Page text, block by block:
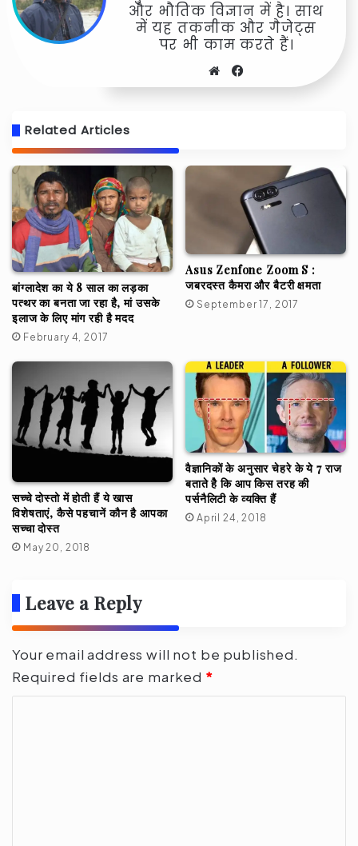
और भौतिक विज्ञान में है। साथ
में यह तकनीक और गैजेट्स
पर भी काम करते हैं।
Website
Related Articles
बांग्लादेश का ये 8 साल का लड़का
पत्थर का बनता जा रहा है, मां उसके
इलाज के लिए मांग रही है मदद
February 4, 2017
Asus Zenfone Zoom S :
जबरदस्त कैमरा और बैटरी क्षमता
September 17, 2017
सच्चे दोस्तो में होती हैं ये खास
विशेषताएं, कैसे पहचानें कौन है आपका
सच्चा दोस्त
May 20, 2018
वैज्ञानिकों के अनुसार चेहरे के ये 7 राज
बताते हैे कि आप किस तरह की
पर्सनैलिटी के व्यक्ति हैं
April 24, 2018
Leave a Reply
Your email address will not be published.
Required fields are marked *